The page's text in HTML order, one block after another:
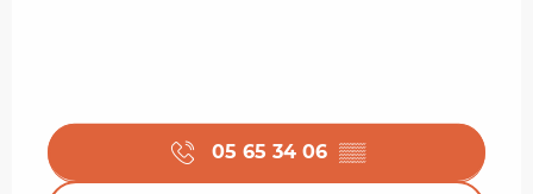
05 65 34 06 ▒▒